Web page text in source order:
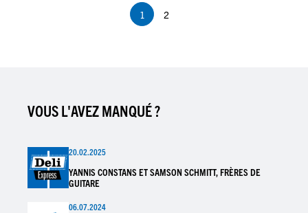
Page
courante
1 Page
2
VOUS L'AVEZ MANQUÉ ?
20.02.2025
YANNIS CONSTANS ET SAMSON SCHMITT, FRÈRES DE
GUITARE
06.07.2024